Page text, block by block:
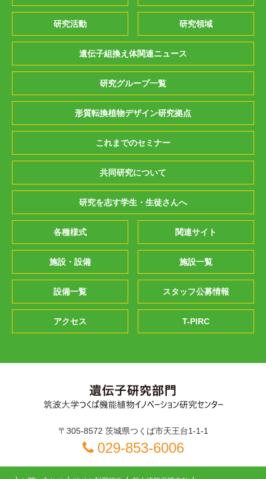
研究活動 研究領域
遺伝子組換え体関連ニュース
研究グループ一覧
形質転換植物デザイン研究拠点
これまでのセミナー
共同研究について
研究を志す学生・生徒さんへ
各種様式 関連サイト
施設・設備 施設一覧
設備一覧 スタッフ公募情報
アクセス T-PIRC
〒305-8572 茨城県つくば市天王台1-1-1
029-853-6006